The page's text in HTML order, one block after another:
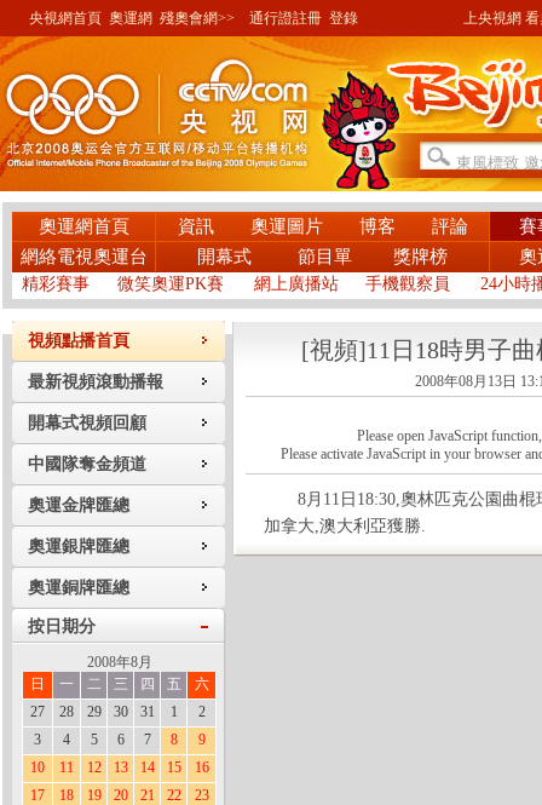
央視網首頁 奧運網 殘奧會網>> 通行證註冊 登錄 上央視網 看奧
奧運網首頁 資訊 奧運圖片 博客 評論
賽
網絡電視奧運台
開幕式 節目單 獎牌榜 奧
精彩賽事 微笑奧運PK賽 網上廣播站 手機觀察員 24小時
視頻點播首頁
最新視頻滾動播報
開幕式視頻回顧
中國隊奪金頻道
奧運金牌匯總
奧運銀牌匯總
奧運銅牌匯總
按日期分
2008年8月
日
一 二 三 四 五
六
27
28 29 30 31 1
2
3
4 5 6 7 8
9
10
11 12 13 14 15
16
17
18 19 20 21 22
23
[視頻]11日18時男子
2008年08月13日
Please open JavaScript
Please activate JavaScript in your browser
8月11日18:30,奧林匹克公園曲棍
加拿大,澳大利亞獲勝.